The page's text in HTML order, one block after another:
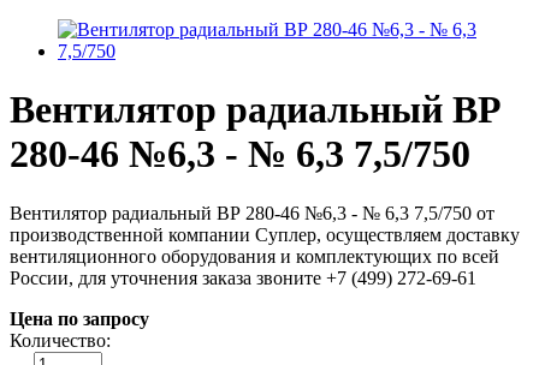
Вентилятор радиальный ВР
280-46 №6,3 - № 6,3 7,5/750
Вентилятор радиальный ВР 280-46 №6,3 - № 6,3 7,5/750 от
производственной компании Суплер, осуществляем доставку
вентиляционного оборудования и комплектующих по всей
России, для уточнения заказа звоните +7 (499) 272-69-61
Цена по запросу
Количество: